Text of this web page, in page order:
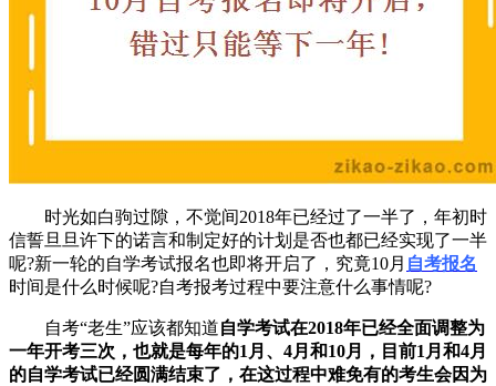
时光如白驹过隙，不觉间2018年已经过了一半了，年初时
信誓旦旦许下的诺言和制定好的计划是否也都已经实现了一半
呢?新一轮的自学考试报名也即将开启了，究竟10月 自考报名
时间是什么时候呢?自考报考过程中要注意什么事情呢?
自考“老生”应该都知道自学考试在2018年已经全面调整为
一年开考三次，也就是每年的1月、4月和10月，目前1月和4月
的自学考试已经圆满结束了，在这过程中难免有的考生会因为